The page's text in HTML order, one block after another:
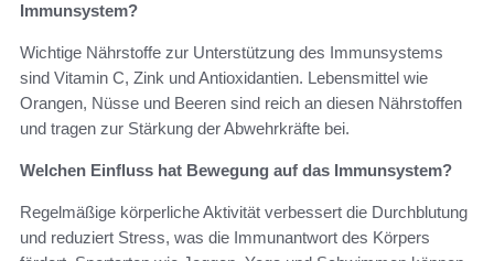
Immunsystem?
Wichtige Nährstoffe zur Unterstützung des Immunsystems
sind Vitamin C, Zink und Antioxidantien. Lebensmittel wie
Orangen, Nüsse und Beeren sind reich an diesen Nährstoffen
und tragen zur Stärkung der Abwehrkräfte bei.
Welchen Einfluss hat Bewegung auf das Immunsystem?
Regelmäßige körperliche Aktivität verbessert die Durchblutung
und reduziert Stress, was die Immunantwort des Körpers